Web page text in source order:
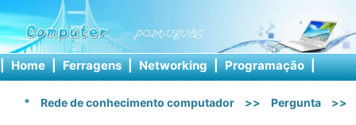
| Home | Ferragens | Networking | Programação |
* Rede de conhecimento computador >> Pergunta >>